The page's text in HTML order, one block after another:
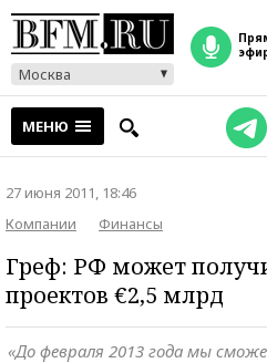
Москва
прямой
МЕНЮ
27 июня 2011, 18:46
Компании
Финансы
Греф: РФ может
проектов €2,5 млрд
«До февраля 2013 года мы